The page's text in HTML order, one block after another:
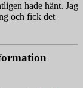
hade hänt. Jag
och fick det